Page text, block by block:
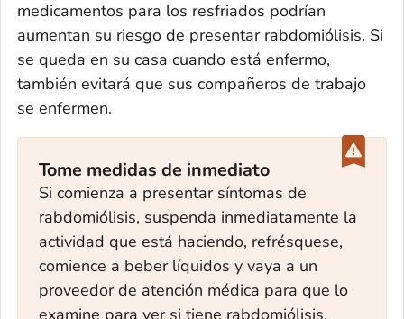
medicamentos para los resfriados podrían
aumentan su riesgo de presentar rabdomiólisis. Si
se queda en su casa cuando está enfermo,
también evitará que sus compañeros de trabajo
se enfermen.
Tome medidas de inmediato
Si comienza a presentar síntomas de
rabdomiólisis, suspenda inmediatamente la
actividad que está haciendo, refrésquese,
comience a beber líquidos y vaya a un
proveedor de atención médica para que lo
examine para ver si tiene rabdomiólisis.